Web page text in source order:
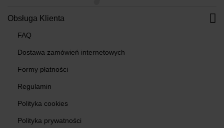
Obsługa Klienta
FAQ
Dostawa zamówień internetowych
Formy płatności
Regulamin
Polityka cookies
Polityka prywatności